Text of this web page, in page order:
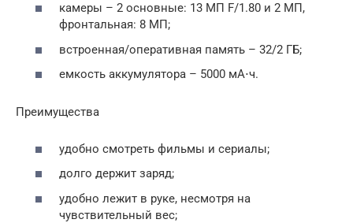
камеры – 2 основные: 13 МП F/1.80 и 2 МП,
фронтальная: 8 МП;
встроенная/оперативная память – 32/2 ГБ;
емкость аккумулятора – 5000 мА⋅ч.
Преимущества
удобно смотреть фильмы и сериалы;
долго держит заряд;
удобно лежит в руке, несмотря на
чувствительный вес;